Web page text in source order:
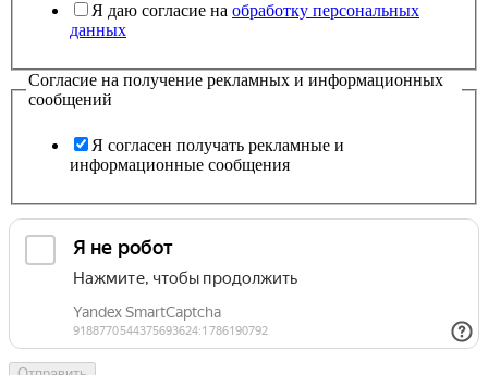
Я даю согласие на обработку персональных
данных
Согласие на получение рекламных и информационных
сообщений
Я согласен получать рекламные и
информационные сообщения
URL
персональных